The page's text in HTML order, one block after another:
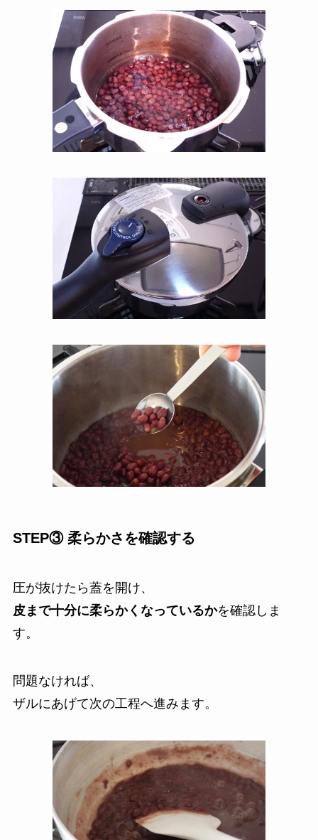
STEP③ 柔らかさを確認する
圧が抜けたら蓋を開け、
皮まで十分に柔らかくなっているかを確認しま
す。
問題なければ、
ザルにあげて次の工程へ進みます。